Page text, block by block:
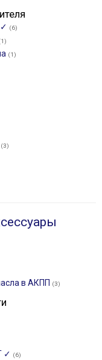
(6)
(1)
(3)
в АКПП (3)
✓ (6)